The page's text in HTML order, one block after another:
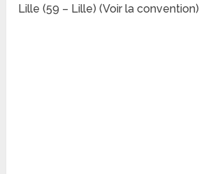
Lille (59 – Lille) (Voir la convention)